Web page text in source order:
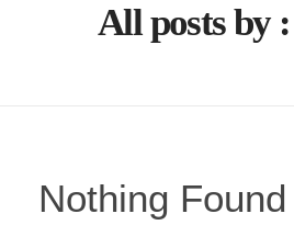
All posts by
Nothing Found